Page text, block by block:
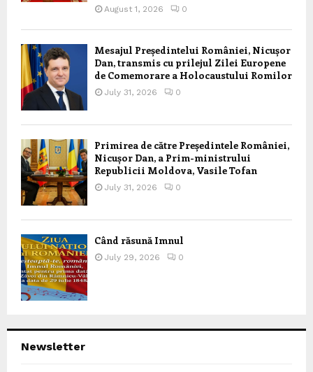
August 1, 2026 0
Mesajul Președintelui României, Nicușor
Dan, transmis cu prilejul Zilei Europene
de Comemorare a Holocaustului Romilor
July 31, 2026 0
Primirea de către Președintele României,
Nicușor Dan, a Prim-ministrului
Republicii Moldova, Vasile Tofan
July 31, 2026 0
Când răsună Imnul
July 29, 2026 0
Newsletter